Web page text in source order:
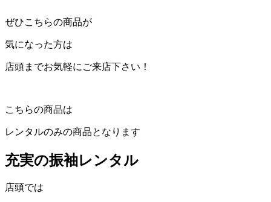
ぜひこちらの商品が
気になった方は
店頭までお気軽にご来店下さい！
こちらの商品は
レンタルのみの商品となります
充実の振袖レンタル
店頭では